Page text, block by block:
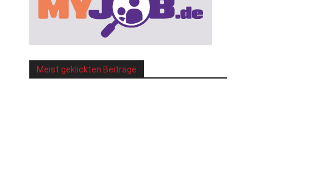
Meist geklickten Beiträge